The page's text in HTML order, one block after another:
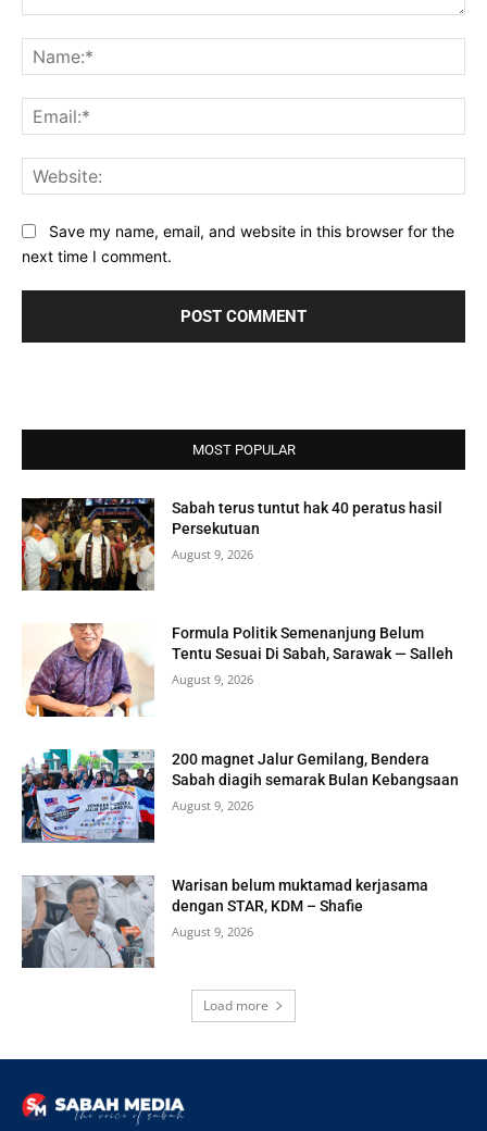
Save my name, email, and website in this browser for the
next time I comment.
MOST POPULAR
Sabah terus tuntut hak 40 peratus hasil
Persekutuan
August 9, 2026
Formula Politik Semenanjung Belum
Tentu Sesuai Di Sabah, Sarawak — Salleh
August 9, 2026
200 magnet Jalur Gemilang, Bendera
Sabah diagih semarak Bulan Kebangsaan
August 9, 2026
Warisan belum muktamad kerjasama
dengan STAR, KDM – Shafie
August 9, 2026
Load more